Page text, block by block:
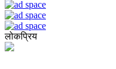
लोकप्रिय